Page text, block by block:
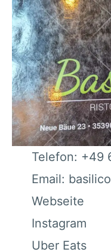
Telefon: +49
Email:
Webseite
Instagram
Uber Eats